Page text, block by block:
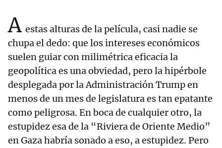
A estas alturas de la película, casi nadie se
chupa el dedo: que los intereses económicos
suelen guiar con milimétrica eficacia la
geopolítica es una obviedad, pero la hipérbole
desplegada por la Administración Trump en
menos de un mes de legislatura es tan epatante
como peligrosa. En boca de cualquier otro, la
estupidez esa de la “Riviera de Oriente Medio”
en Gaza habría sonado a eso, a estupidez. Pero